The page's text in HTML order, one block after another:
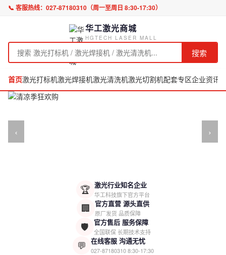
📞 客服热线： 027-87180310 （周一至周日 8:30-17:30）
华工激光商城
HGTECH LASER MALL
搜索
首页激光打标机激光焊接机激光清洗机激光切割机配套专区企业资讯
‹ ›
🏆 激光行业知名企业
华工科技旗下官方平台
🏢 官方直营 源头直供
原厂发货 品质保障
🛡️ 官方售后 服务保障
全国联保 长期技术支持
💬 在线客服 沟通无忧
027-871803108:30-17:30